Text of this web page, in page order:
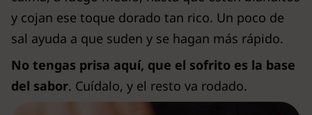
y cojan ese toque dorado tan rico. Un poco de
sal ayuda a que suden y se hagan más rápido.
No tengas prisa aquí, que el sofrito es la base
del sabor. Cuídalo, y el resto va rodado.